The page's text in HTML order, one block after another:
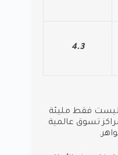
4.3
ليست فقط مليئة
تسوق عالمية